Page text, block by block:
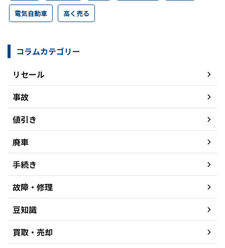
電気自動車 高く売る
コラムカテゴリー
リセール
事故
値引き
廃車
手続き
故障・修理
豆知識
買取・売却